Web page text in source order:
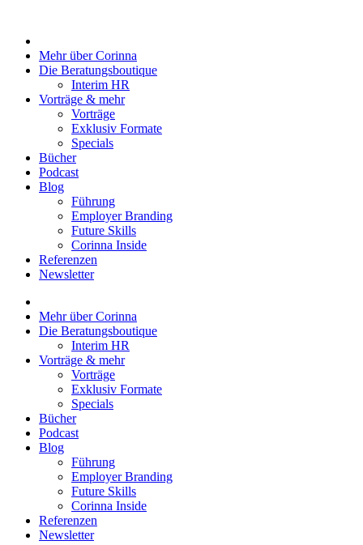
springen
Mehr über Corinna
Die Beratungsboutique
Interim HR
Vorträge & mehr
Vorträge
Exklusiv Formate
Specials
Bücher
Podcast
Blog
Führung
Employer Branding
Future Skills
Corinna Inside
Referenzen
Newsletter
Mehr über Corinna
Die Beratungsboutique
Interim HR
Vorträge & mehr
Vorträge
Exklusiv Formate
Specials
Bücher
Podcast
Blog
Führung
Employer Branding
Future Skills
Corinna Inside
Referenzen
Newsletter